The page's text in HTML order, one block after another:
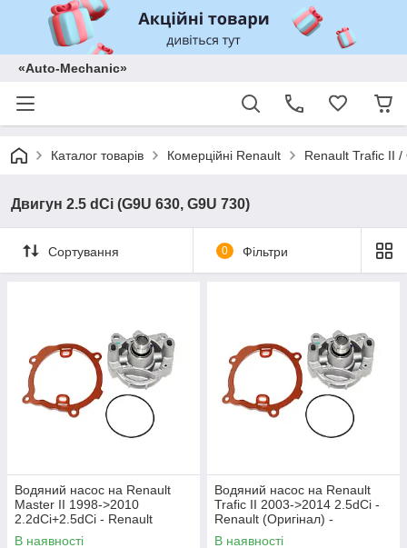
«Auto-Mechanic»
Каталог товарів Комерційні Renault Renault Trafic II
Двигун 2.5 dCi (G9U 630, G9U 730)
Сортування 0 Фільтри
Водяний насос на Renault
Master II 1998->2010
2.2dCi+2.5dCi - Renault
(Оригінал) - 7711945974
В наявності
Водяний насос на Renault
Trafic II 2003->2014 2.5dCi -
Renault (Оригінал) -
7711945974
В наявності